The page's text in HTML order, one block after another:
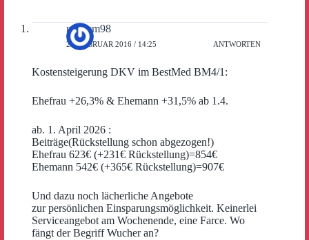
marsem98
27. FEBRUAR 2016 / 14:25 ANTWORTEN
Kostensteigerung DKV im BestMed BM4/1:
Ehefrau +26,3% & Ehemann +31,5% ab 1.4.
ab. 1. April 2026 :
Beiträge(Rückstellung schon abgezogen!)
Ehefrau 623€ (+231€ Rückstellung)=854€
Ehemann 542€ (+365€ Rückstellung)=907€
Und dazu noch lächerliche Angebote
zur persönlichen Einsparungsmöglichkeit. Keinerlei
Serviceangebot am Wochenende, eine Farce. Wo
fängt der Begriff Wucher an?